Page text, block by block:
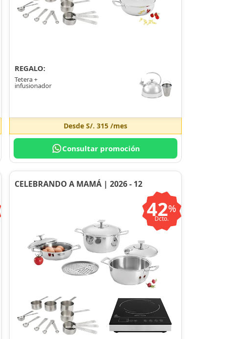
REGALO:
Tetera +
infusionador
DesdeS/. 315 /mes
Consultar promoción
CELEBRANDO A MAMÁ | 2026 - 12
42%
Dcto.